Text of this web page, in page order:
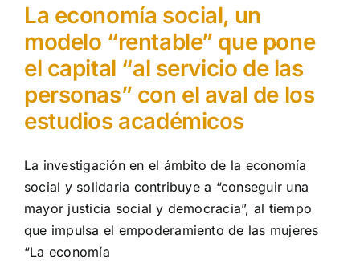
La economía social, un
modelo “rentable” que pone
el capital “al servicio de las
personas” con el aval de los
estudios académicos
La investigación en el ámbito de la economía
social y solidaria contribuye a “conseguir una
mayor justicia social y democracia”, al tiempo
que impulsa el empoderamiento de las mujeres
“La economía